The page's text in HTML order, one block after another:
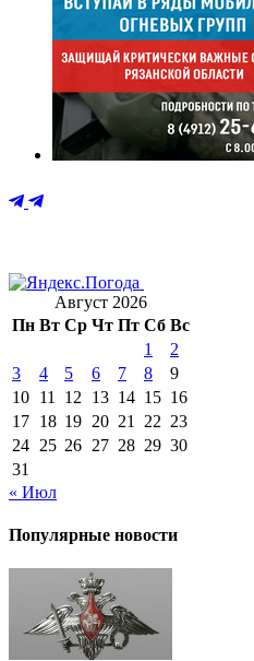
Август 2026
Пн Вт Ср Чт Пт Сб Вс
1
2
3
4 5 6 7 8
9
10 11 12 13 14 15 16
17 18 19 20 21 22 23
24 25 26 27 28 29 30
31
« Июл
Популярные новости